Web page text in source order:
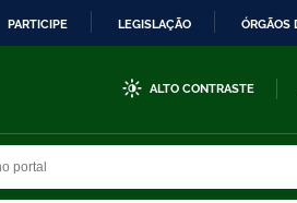
PARTICIPE LEGISLAÇÃO ÓRGÃOS
ALTO CONTRASTE